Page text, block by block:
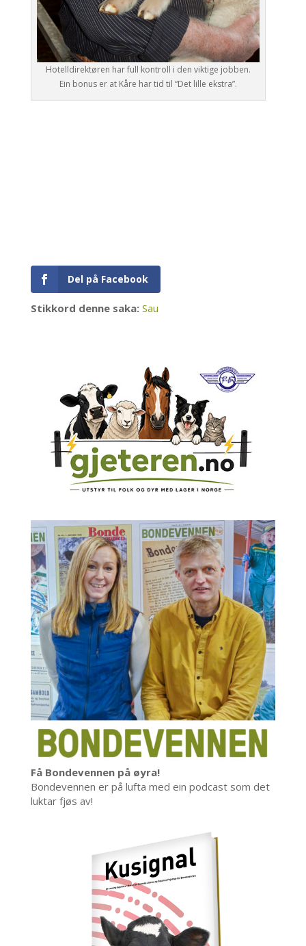
Hotelldirektøren har full kontroll i den viktige jobben.
Ein bonus er at Kåre har tid til “Det lille ekstra”.
Del på Facebook
Stikkord denne saka: Sau
Få Bondevennen på øyra!
Bondevennen er på lufta med ein podcast som det
luktar fjøs av!